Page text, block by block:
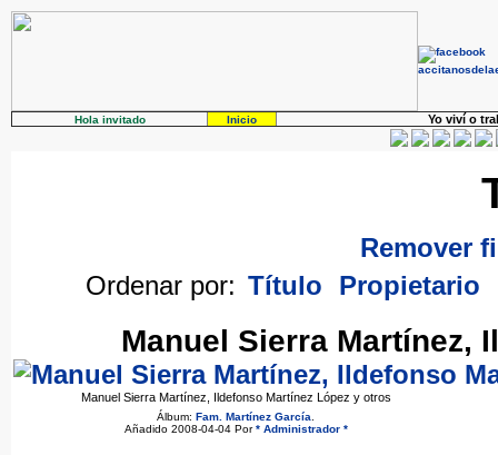
Hola invitado Inicio Yo viví o
Remover
Ordenar por: Título Propietario
Manuel Sierra Martínez,
Manuel Sierra Martínez, Ildefonso Martínez López y otros
Álbum: Fam. Martínez García
Añadido 2008-04-04 Por* Administrador *